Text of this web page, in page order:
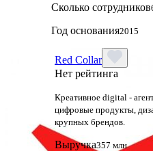
Сколько сотрудников
Год основания2015
Red Collar
Нет рейтинга
Креативное digital -
цифровые продукты,
крупных брендов.
Выручка357 млн